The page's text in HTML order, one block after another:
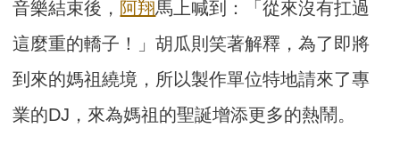
音樂結束後， 阿翔馬上喊到：「從來沒有扛過
這麼重的轎子！」胡瓜則笑著解釋，為了即將
到來的媽祖繞境，所以製作單位特地請來了專
業的DJ，來為媽祖的聖誕增添更多的熱鬧。